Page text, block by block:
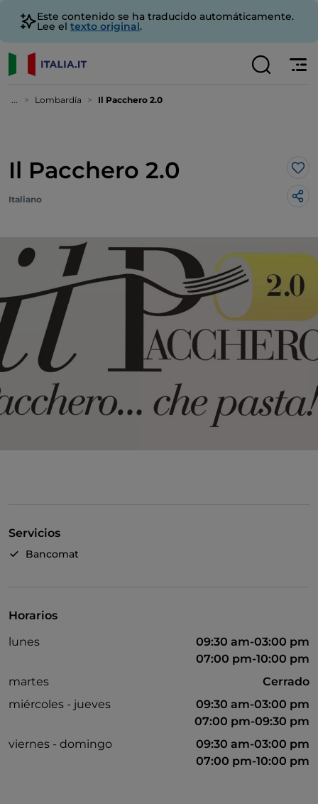
Este contenido se ha traducido automáticamente.
Lee el texto original.
... Lombardía Il Pacchero 2.0
Il Pacchero 2.0 Me
Italiano
Servicios
Bancomat
Horarios
lunes
09:30 am-03:00 pm
07:00 pm-10:00 pm
martes
Cerrado
miércoles - jueves
09:30 am-03:00 pm
07:00 pm-09:30 pm
viernes - domingo
09:30 am-03:00 pm
07:00 pm-10:00 pm